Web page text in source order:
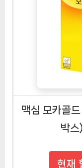
맥심 모카골
박
현재